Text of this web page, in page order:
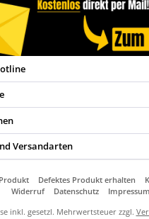
Versandarten
Defektes Produkt erhalten
Widerruf
Datenschutz Impressum
inkl. gesetzl. Mehrwertsteuer zzgl.